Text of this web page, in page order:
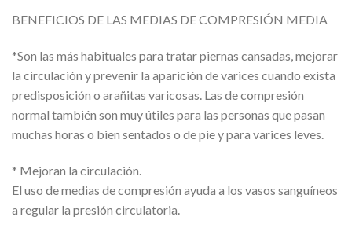
BENEFICIOS DE LAS MEDIAS DE COMPRESIÓN MEDIA
*Son las más habituales para tratar piernas cansadas, mejorar
la circulación y prevenir la aparición de varices cuando exista
predisposición o arañitas varicosas. Las de compresión
normal también son muy útiles para las personas que pasan
muchas horas o bien sentados o de pie y para varices leves.
* Mejoran la circulación.
El uso de medias de compresión ayuda a los vasos sanguíneos
a regular la presión circulatoria.